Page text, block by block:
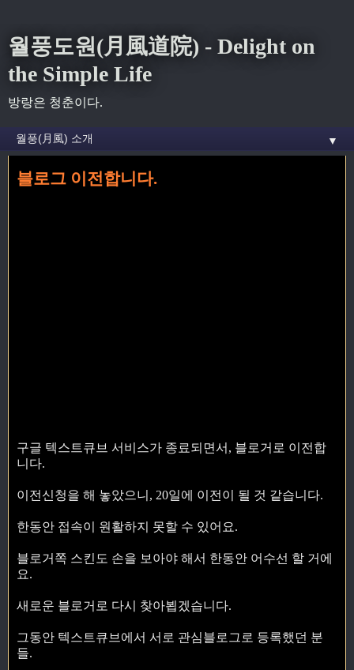
월풍도원(月風道院) - Delight on
the Simple Life
방랑은 청춘이다.
▼
홈» 텍스트큐브 꼬리가 달린 글
블로그 이전합니다.
구글 텍스트큐브 서비스가 종료되면서, 블로거로 이전합
니다.
이전신청을 해 놓았으니, 20일에 이전이 될 것 같습니다.
한동안 접속이 원활하지 못할 수 있어요.
블로거쪽 스킨도 손을 보아야 해서 한동안 어수선 할 거에
요.
새로운 블로거로 다시 찾아뵙겠습니다.
그동안 텍스트큐브에서 서로 관심블로그로 등록했던 분
들.